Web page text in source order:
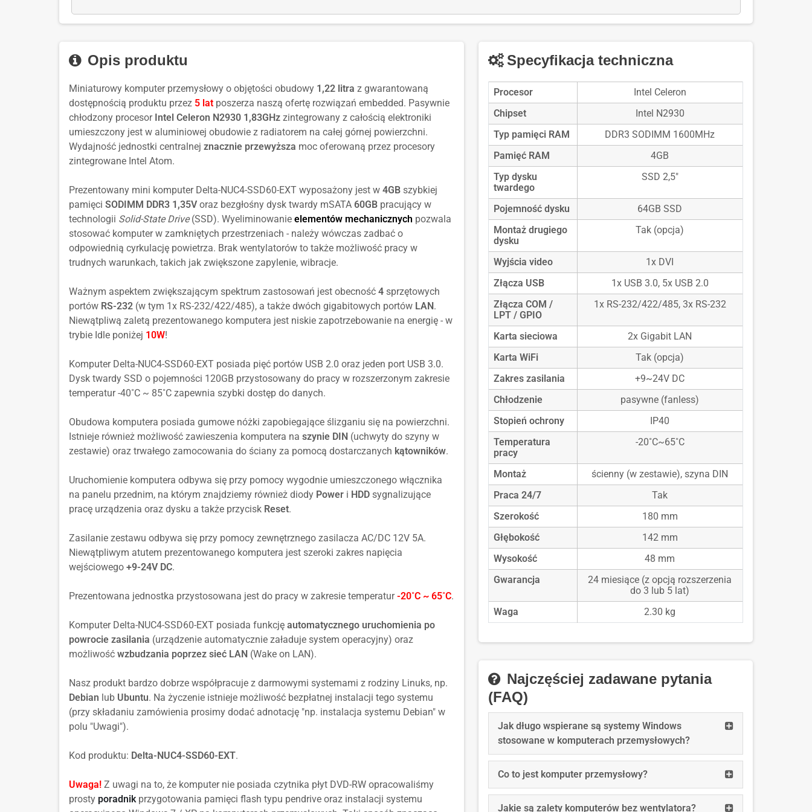
PL
2021
Entry
Enterprise
LTSC
10
LTSC
Entry
MultiLanguage
LTSC
2019
Entry
MultiLanguage
śrubowym
Opis produktu
Miniaturowy komputer przemysłowy o objętości obudowy 1,22 litra z gwarantowaną
dostępnością produktu przez 5 lat poszerza naszą ofertę rozwiązań embedded. Pasywnie
chłodzony procesor Intel Celeron N2930 1,83GHz zintegrowany z całością elektroniki
umieszczony jest w aluminiowej obudowie z radiatorem na całej górnej powierzchni.
Wydajność jednostki centralnej znacznie przewyższa moc oferowaną przez procesory
zintegrowane Intel Atom.
Prezentowany mini komputer Delta-NUC4-SSD60-EXT wyposażony jest w 4GB szybkiej
pamięci SODIMM DDR3 1,35Voraz bezgłośny dysk twardy mSATA 60GB pracujący w
technologii Solid-State Drive(SSD). Wyeliminowanie elementów mechanicznych pozwala
stosować komputer w zamkniętych przestrzeniach - należy wówczas zadbać o
odpowiednią cyrkulację powietrza. Brak wentylatorów to także możliwość pracy w
trudnych warunkach, takich jak zwiększone zapylenie, wibracje.
Ważnym aspektem zwiększającym spektrum zastosowań jest obecność 4 sprzętowych
portów RS-232 (w tym 1x RS-232/422/485), a także dwóch gigabitowych portów LAN.
Niewątpliwą zaletą prezentowanego komputera jest niskie zapotrzebowanie na energię - w
trybie Idle poniżej 10W!
Komputer Delta-NUC4-SSD60-EXT posiada pięć portów USB 2.0 oraz jeden port USB 3.0.
Dysk twardy SSD o pojemności 120GB przystosowany do pracy w rozszerzonym zakresie
temperatur -40˚C ~ 85˚C zapewnia szybki dostęp do danych.
Obudowa komputera posiada gumowe nóżki zapobiegające ślizganiu się na powierzchni.
Istnieje również możliwość zawieszenia komputera na szynie DIN (uchwyty do szyny w
zestawie) oraz trwałego zamocowania do ściany za pomocą dostarczanych kątowników.
Uruchomienie komputera odbywa się przy pomocy wygodnie umieszczonego włącznika
na panelu przednim, na którym znajdziemy również diody Power i HDD sygnalizujące
pracę urządzenia oraz dysku a także przycisk Reset.
Zasilanie zestawu odbywa się przy pomocy zewnętrznego zasilacza AC/DC 12V 5A.
Niewątpliwym atutem prezentowanego komputera jest szeroki zakres napięcia
wejściowego +9-24V DC.
Prezentowana jednostka przystosowana jest do pracy w zakresie temperatur-20˚C ~ 65˚C.
Komputer Delta-NUC4-SSD60-EXT posiada funkcję automatycznego uruchomienia po
powrocie zasilania (urządzenie automatycznie załaduje system operacyjny) oraz
możliwość wzbudzania poprzez sieć LAN (Wake on LAN).
Nasz produkt bardzo dobrze współpracuje z darmowymi systemami z rodziny Linuks, np.
Debian lub Ubuntu. Na życzenie istnieje możliwość bezpłatnej instalacji tego systemu
(przy składaniu zamówienia prosimy dodać adnotację "np. instalacja systemu Debian" w
polu "Uwagi").
Kod produktu: Delta-NUC4-SSD60-EXT.
Uwaga! Z uwagi na to, że komputer nie posiada czytnika płyt DVD-RW opracowaliśmy
prosty poradnikprzygotowania pamięci flash typu pendrive oraz instalacji systemu
Specyfikacja techniczna
Procesor
Intel Celeron
Chipset
Intel N2930
Typ pamięci RAM
DDR3 SODIMM 1600MHz
Pamięć RAM
4GB
Typ dysku
twardego
SSD 2,5"
Pojemność dysku
64GB SSD
Montaż drugiego
dysku
Tak (opcja)
Wyjścia video
1x DVI
Złącza USB
1x USB 3.0, 5x USB 2.0
Złącza COM /
LPT / GPIO
1x RS-232/422/485, 3x RS-232
Karta sieciowa
2x Gigabit LAN
Karta WiFi
Tak (opcja)
Zakres zasilania
+9~24V DC
Chłodzenie
pasywne (fanless)
Stopień ochrony
IP40
Temperatura
pracy
-20˚C~65˚C
Montaż
ścienny (w zestawie), szyna DIN
Praca 24/7
Tak
Szerokość
180 mm
Głębokość
142 mm
Wysokość
48 mm
Gwarancja
24 miesiące (z opcją rozszerzenia
do 3 lub 5 lat)
Waga
2.30 kg
Najczęściej zadawane pytania
(FAQ)
Jak długo wspierane są systemy Windows
stosowane w komputerach przemysłowych?
Read
Jak
długo
są
Co to jest komputer przemysłowy?
Read
more:
Co
Jakie są zalety komputerów bez wentylatora?
Read